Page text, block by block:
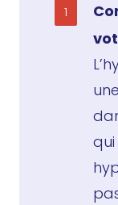
qui